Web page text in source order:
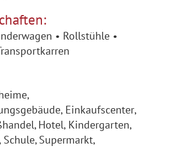
• Rollstühle •
,
, Einkaufscenter,
,Hotel, Kindergarten,
, Schule,Supermarkt,